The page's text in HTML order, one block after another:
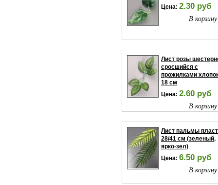
Цена: 2.30 руб
В
Лист розы
сросшийся с
прожилками
18 см
Цена: 2.60 руб
В
Лист пальмы
28/41 см (зеленый,
ярко-зел)
Цена: 6.50 руб
В